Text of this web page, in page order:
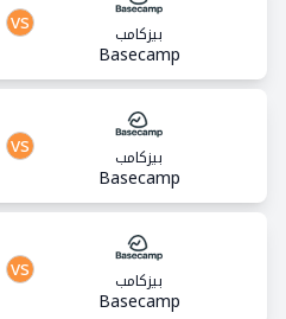
بيزكامب
Basecamp
vs
بيزكامب
Basecamp
vs
بيزكامب
Basecamp
vs